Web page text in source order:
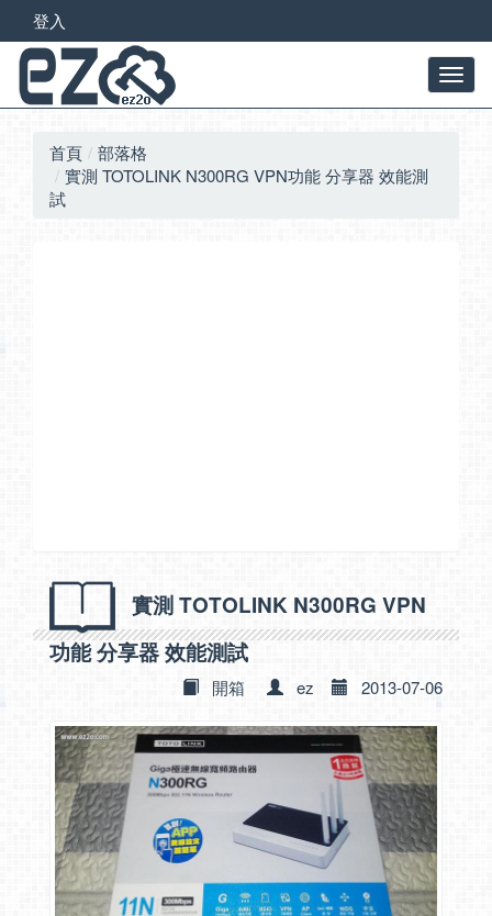
登入
首頁
部落格
實測 TOTOLINK N300RG VPN功能 分享器 效能測
試
實測 TOTOLINK N300RG VPN
功能 分享器 效能測試
開箱 ez 2013-07-06